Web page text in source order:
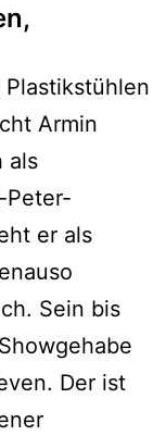
Armin
als
Peter-
er als
Sein bis
Der ist